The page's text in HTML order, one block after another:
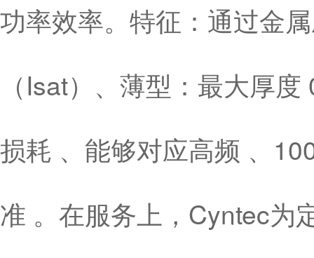
功率效率。特征：通过金
（Isat）、薄型：最大厚
损耗 、能够对应高频 、
准 。在服务上，Cyntec为